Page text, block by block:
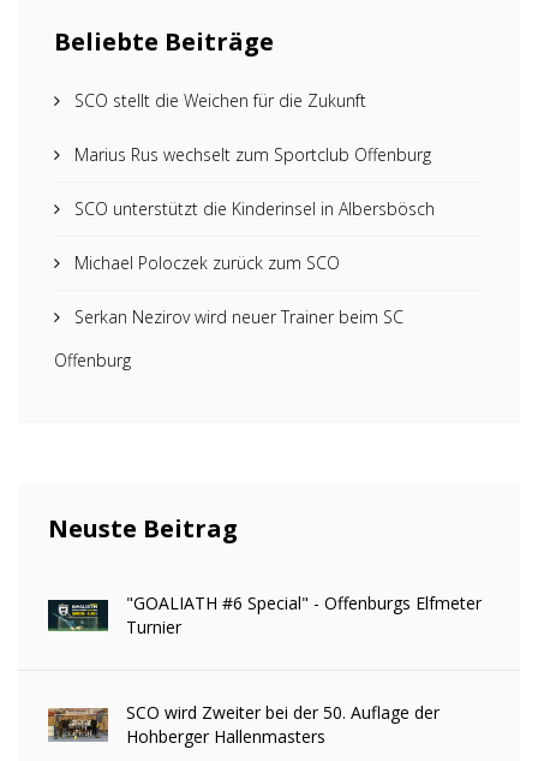
Beliebte Beiträge
SCO stellt die Weichen für die Zukunft
Marius Rus wechselt zum Sportclub Offenburg
SCO unterstützt die Kinderinsel in Albersbösch
Michael Poloczek zurück zum SCO
Serkan Nezirov wird neuer Trainer beim SC
Offenburg
Neuste Beitrag
"GOALIATH #6 Special" - Offenburgs Elfmeter
Turnier
SCO wird Zweiter bei der 50. Auflage der
Hohberger Hallenmasters